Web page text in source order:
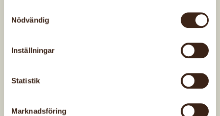
Nödvändig
Inställningar
Statistik
Marknadsföring